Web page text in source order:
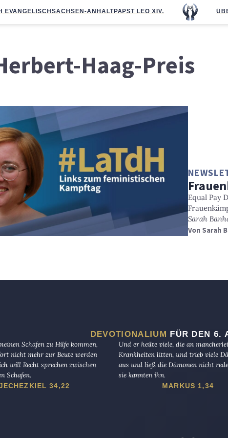
EVANGELISCHSACHSEN-ANHALTPAPST LEO XIV.
Haag-Preis
Equal Pay
Sarah
Von Sarah
DEVOTIONALIUM FÜR DEN 6.
Schafen zu Hilfe kommen,
nicht mehr zur Beute werden
will Recht sprechen zwischen
Schafen.
34,22
Und er heilte viele, die an mancherlei
Krankheiten litten, und trieb viele
aus und ließ die Dämonen nicht
sie kannten ihn.
MARKUS 1,34